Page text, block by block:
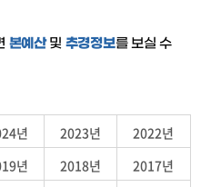
본예산및 추경정보를 보실 수
년 2023년
2022년
년 2018년
2017년